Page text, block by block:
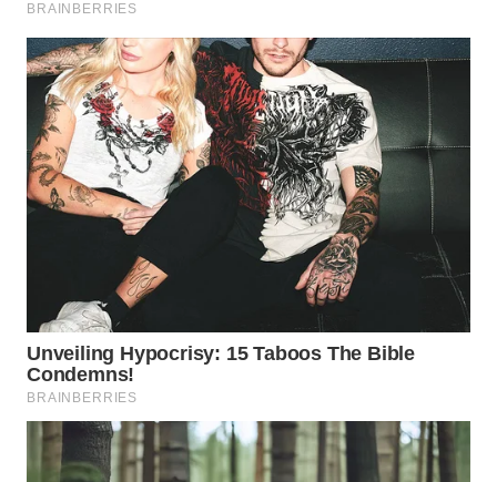
WN
TAPANULI
TENGAH
WN DELI
SERDANG
PAKPAK
WN
KARAWANG